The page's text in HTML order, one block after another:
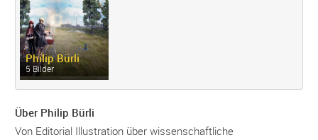
Philip Bürli
5 Bilder
Über Philip Bürli
Von Editorial Illustration über wissenschaftliche